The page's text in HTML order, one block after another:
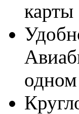
карты